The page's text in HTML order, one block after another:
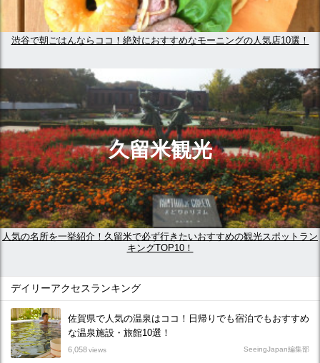
渋谷で朝ごはんならココ！絶対におすすめなモーニングの人気店10選！
久留米観光
人気の名所を一挙紹介！久留米で必ず行きたいおすすめの観光スポットラン
キングTOP10！
デイリーアクセスランキング
佐賀県で人気の温泉はココ！日帰りでも宿泊でもおすすめ
な温泉施設・旅館10選！
6,058views SeeingJapan編集部